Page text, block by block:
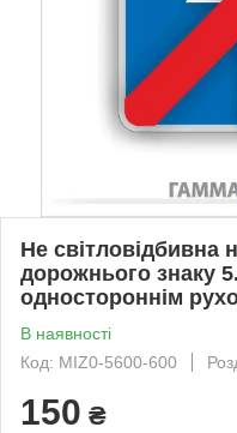
Не світловідбивна
дорожнього знаку
одностороннім
В наявності
Код: MIZ0-5600-600
150 ₴